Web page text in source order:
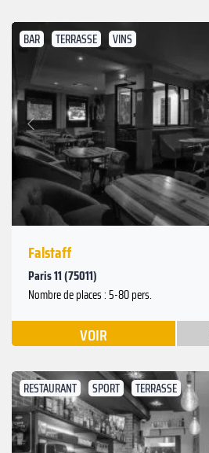
BAR TERRASSE VINS
Précédent
Falstaff
Paris 11 (75011)
Nombre de places : 5-80 pers.
VOIR
RESTAURANT SPORT TERRASSE